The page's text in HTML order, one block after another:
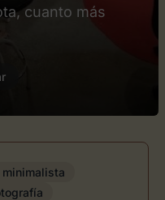
cuanto más
minimalista